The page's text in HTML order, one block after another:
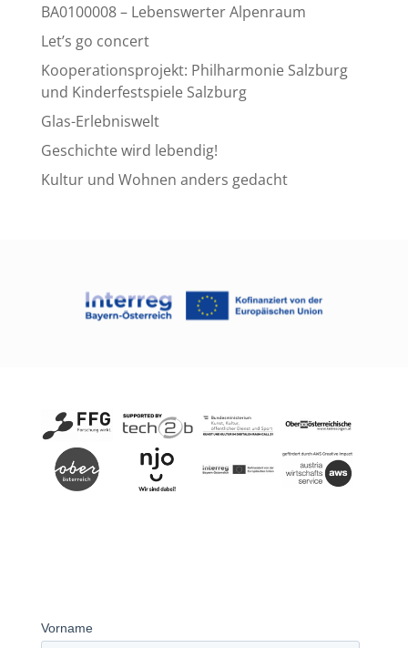
BA0100008 – Lebenswerter Alpenraum
Let’s go concert
Kooperationsprojekt: Philharmonie Salzburg
und Kinderfestspiele Salzburg
Glas-Erlebniswelt
Geschichte wird lebendig!
Kultur und Wohnen anders gedacht